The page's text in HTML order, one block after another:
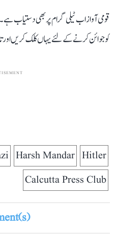
قومی آواز اب ٹیلی گرام پر بھی دستیاب
کو جوائن کرنے کے لئے یہاں کلک کریں
Hitler
Harsh Mandar
Calcutta Press Club